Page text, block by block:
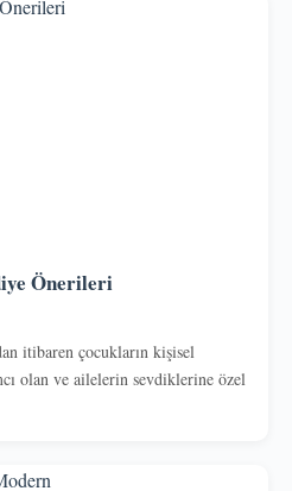
Önerileri
itibaren çocukların kişisel
olan ve ailelerin sevdiklerine özel